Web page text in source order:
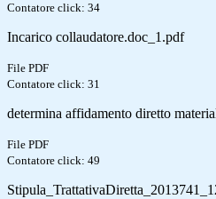
Contatore click: 34
Incarico collaudatore.doc_1.pdf
File PDF
Contatore click: 31
determina affidamento diretto
File PDF
Contatore click: 49